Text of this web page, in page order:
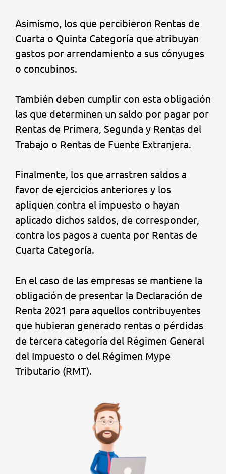
Asimismo, los que percibieron Rentas de
Cuarta o Quinta Categoría que atribuyan
gastos por arrendamiento a sus cónyuges
o concubinos.
También deben cumplir con esta obligación
las que determinen un saldo por pagar por
Rentas de Primera, Segunda y Rentas del
Trabajo o Rentas de Fuente Extranjera.
Finalmente, los que arrastren saldos a
favor de ejercicios anteriores y los
apliquen contra el impuesto o hayan
aplicado dichos saldos, de corresponder,
contra los pagos a cuenta por Rentas de
Cuarta Categoría.
En el caso de las empresas se mantiene la
obligación de presentar la Declaración de
Renta 2021 para aquellos contribuyentes
que hubieran generado rentas o pérdidas
de tercera categoría del Régimen General
del Impuesto o del Régimen Mype
Tributario (RMT).